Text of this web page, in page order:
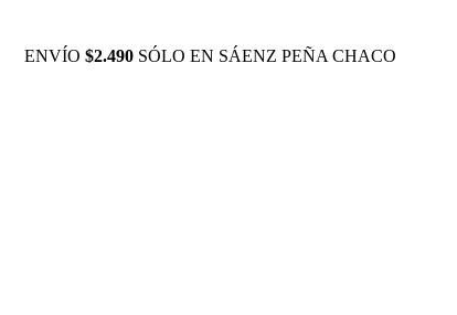
ENVÍO $2.490 SÓLO EN SÁENZ PEÑA CHACO